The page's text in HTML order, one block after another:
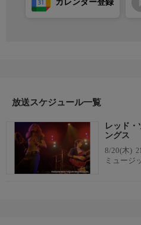
カレンダー登録
放送スケジュール一覧
レッド
ングス
8/20(木)
ミュージ